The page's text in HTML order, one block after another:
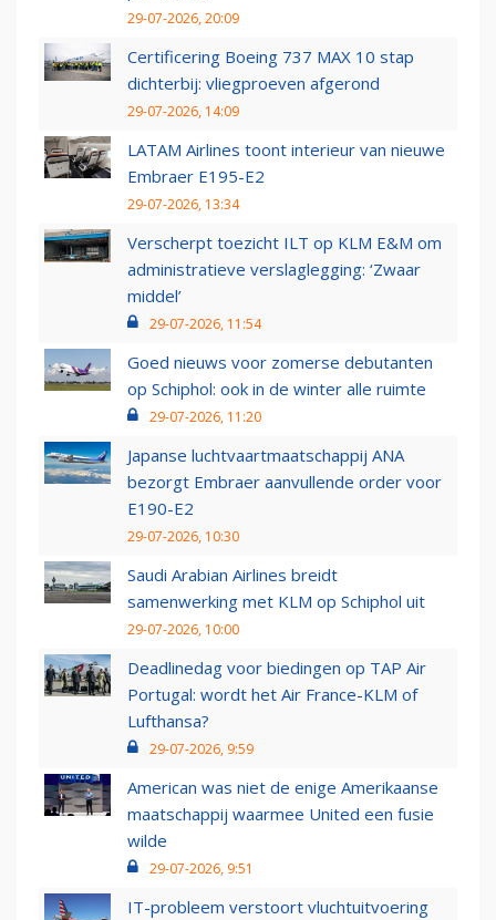
29-07-2026, 20:09
Certificering Boeing 737 MAX 10 stap
dichterbij: vliegproeven afgerond
29-07-2026, 14:09
LATAM Airlines toont interieur van nieuwe
Embraer E195-E2
29-07-2026, 13:34
Verscherpt toezicht ILT op KLM E&M om
administratieve verslaglegging: ‘Zwaar
middel’
29-07-2026, 11:54
Goed nieuws voor zomerse debutanten
op Schiphol: ook in de winter alle ruimte
29-07-2026, 11:20
Japanse luchtvaartmaatschappij ANA
bezorgt Embraer aanvullende order voor
E190-E2
29-07-2026, 10:30
Saudi Arabian Airlines breidt
samenwerking met KLM op Schiphol uit
29-07-2026, 10:00
Deadlinedag voor biedingen op TAP Air
Portugal: wordt het Air France-KLM of
Lufthansa?
29-07-2026, 9:59
American was niet de enige Amerikaanse
maatschappij waarmee United een fusie
wilde
29-07-2026, 9:51
IT-probleem verstoort vluchtuitvoering